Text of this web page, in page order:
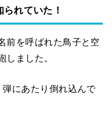
れていた！
前を呼ばれた鳥子と空
しました。
にあたり倒れ込んで